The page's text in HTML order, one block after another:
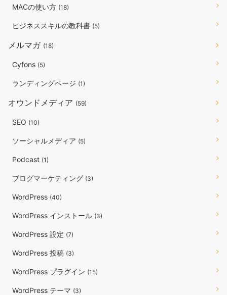
MACの使い方 (18)
ビジネススキルの教科書 (5)
メルマガ (18)
Cyfons (5)
ランディングページ (1)
オウンドメディア (59)
SEO (10)
ソーシャルメディア (5)
Podcast (1)
ブログマーケティング (3)
WordPress (40)
WordPress インストール (3)
WordPress 設定 (7)
WordPress 投稿 (3)
WordPress プラグイン (15)
WordPress テーマ (3)